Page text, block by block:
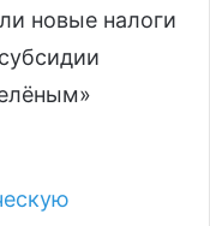
новые налоги